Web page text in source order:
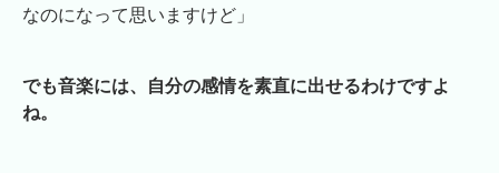
なのになって思いますけど」
でも音楽には、自分の感情を素直に出せるわけですよ
ね。